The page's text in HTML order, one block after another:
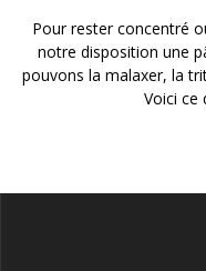
Pour rester concentré
notre disposition une
pouvons la malaxer, la
Voici ce